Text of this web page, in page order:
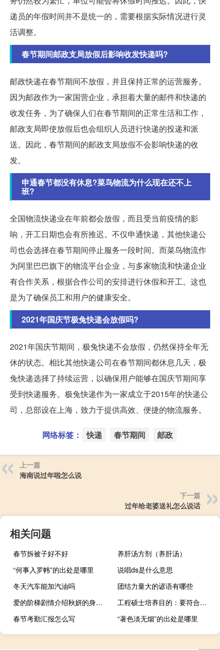
递员的年假时间并不是统一的，需要根据实际情况进行灵
活调整。
春节期间邮政支局放假后影响收发快递吗?
邮政快递在春节期间不放假，并且保持正常的运营服务。
因为邮政作为一家国营企业，承担着大量的邮件和快递的
收发任务，为了确保人们在春节期间的正常生活和工作，
邮政支局即使放假后也会组织人员进行快递的投递和派
送。因此，春节期间的邮政支局放假不会影响快递的收
发。
申通春节都没有休息?菜鸟物流为什么现在还不上
班?
全国物流快递业在年前都会放假，而且受当前疫情的影
响，开工日期也会有所推迟。不仅申通快递，其他快递公
司也会选择在春节期间停止服务一段时间。而菜鸟物流作
为阿里巴巴旗下的物流平台企业，与多家物流和快递企业
有合作关系，根据合作公司的安排进行休假和开工。这也
是为了确保员工和用户的健康安全。
2021年国庆节极兔快递会放假吗?
2021年国庆节期间，极兔快递不会放假，仍然保持全年无
休的状态。相比其他快递公司在春节期间都休息几天，极
兔快递选择了持续运营，以确保用户能够在国庆节期间享
受到快递服务。极兔快递作为一家成立于2015年的快递公
司，总部设在上海，致力于提供高效、便捷的物流服务。
网络标签： 快递 春节期间 邮政
上一篇
海南说过年啦怎么说
下一篇
过年给老婆送礼怎么说话
相关问题
春节拆被子好不好
养肝汤方剂（养肝汤）
“何事入罗帏”的出处是哪里
说唱ds是什么意思
冬天汽车能加汽油吗
团结力量大的谚语有哪些
爱的阶梯剧情介绍秋妍的身世（爱的阶梯剧情介绍）
工程硕士培养目的：要符合社会未来行业的发展需要
春节考勤汇报怎么写
“著色淡无烟”的出处是哪里